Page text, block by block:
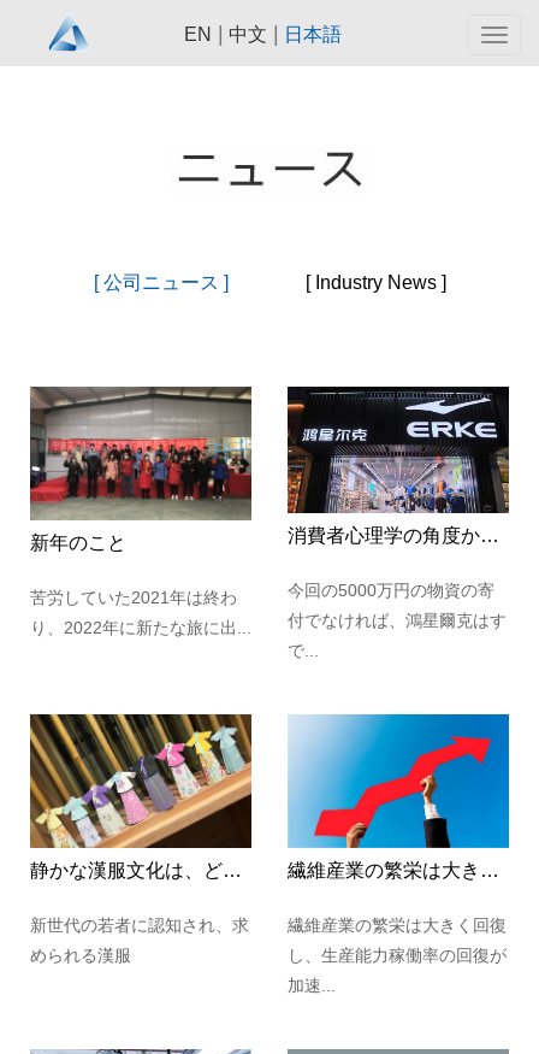
EN 中文 日本語
[ 公司ニュース ] [ Industry News ]
新年のこと
苦労していた2021年は終わ
り、2022年に新たな旅に出...
消費者心理学の角度から、鴻星爾克は未来ハイエンドのルートを歩くべきですか？
今回の5000万円の物資の寄
付でなければ、鴻星爾克はす
で...
静かな漢服文化は、どのように現代の若者の心を捉えたのでしょうか?
新世代の若者に認知され、求
められる漢服
繊維産業の繁栄は大きく回復しました
繊維産業の繁栄は大きく回復
し、生産能力稼働率の回復が
加速...